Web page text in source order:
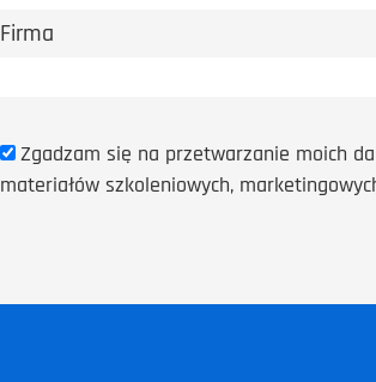
Firma
Zgadzam się na przetwarzanie moich
materiałów szkoleniowych,